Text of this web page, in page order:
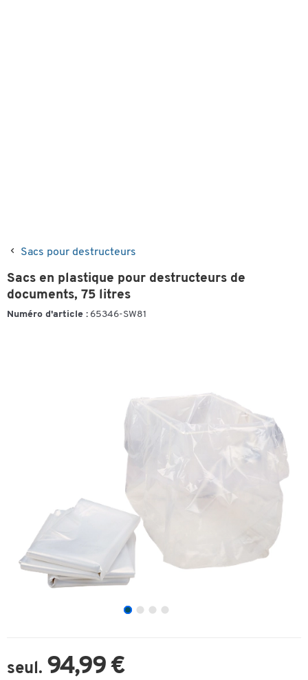
Sacs pour destructeurs
Sacs en plastique pour destructeurs de
documents, 75 litres
Numéro d'article : 65346-SW81
seul. 94,99 €